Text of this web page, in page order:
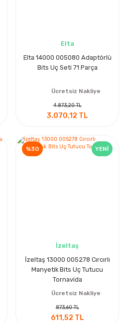
Elta
Elta 14000 005080 Adaptörlü
Bits Uç Seti 71 Parça
Ücretsiz Nakliye
4.873,20 TL
3.070,12 TL
%30 YENİ
İzeltaş
İzeltaş 13000 005278 Cırcırlı
Manyetik Bits Uç Tutucu
Tornavida
Ücretsiz Nakliye
873,60 TL
611,52 TL